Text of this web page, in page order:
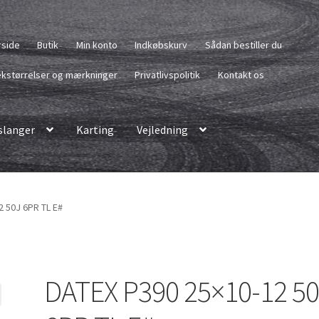
Butik Min konto Indkøbskurv Sådan bestiller du
og mærkninger Privatlivspolitik Kontakt os
Karting Vejledning
50J 6PR TL E#
DATEX P390 25×10-12